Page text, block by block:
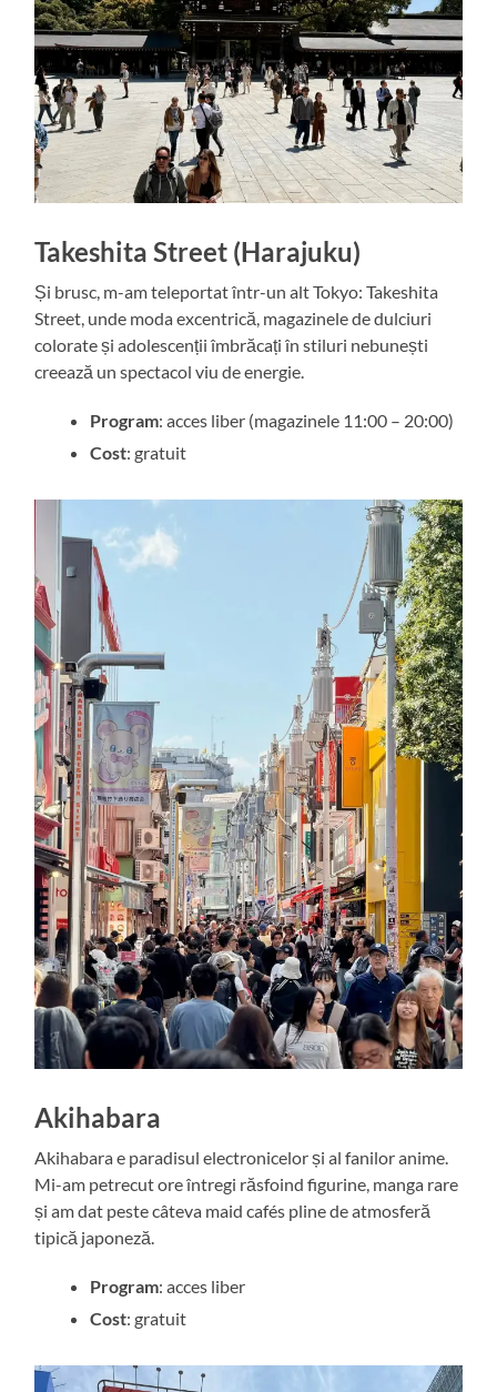
Takeshita Street (Harajuku)
Și brusc, m-am teleportat într-un alt Tokyo: Takeshita
Street, unde moda excentrică, magazinele de dulciuri
colorate și adolescenții îmbrăcați în stiluri nebunești
creează un spectacol viu de energie.
Program: acces liber (magazinele 11:00 – 20:00)
Cost: gratuit
Akihabara
Akihabara e paradisul electronicelor și al fanilor anime.
Mi-am petrecut ore întregi răsfoind figurine, manga rare
și am dat peste câteva maid cafés pline de atmosferă
tipică japoneză.
Program: acces liber
Cost: gratuit